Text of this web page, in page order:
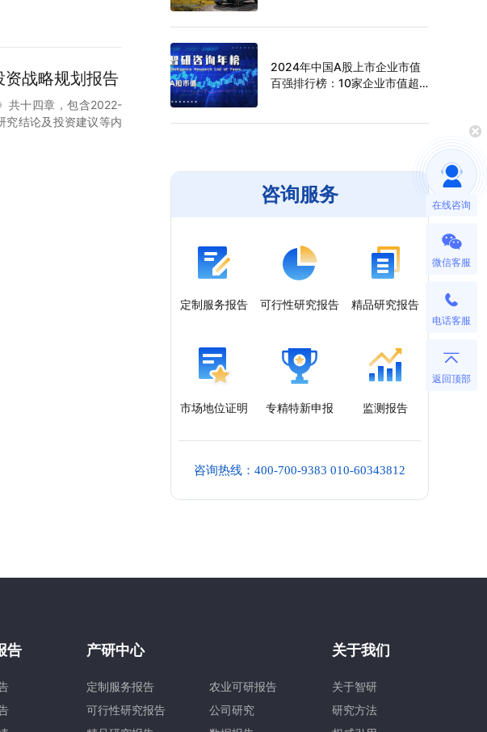
战略规划报告
共十四章，包含2022-
究结论及投资建议等内
2024年中国A股上市企业市值
百强排行榜：10家企业市值超
咨询服务
定制服务报告 可行性研究报告 精品研究报告
市场地位证明 专精特新申报 监测报告
咨询热线：400-700-9383 010-60343812
在线咨询
微信客服
电话客服
返回顶部
告 产研中心
定制服务报告
可行性研究报告
农业可研报告
公司研究
关于我们
关于智研
研究方法